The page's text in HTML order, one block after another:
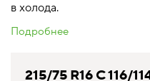
в холода.
Подробнее
215/75 R16 C 116/